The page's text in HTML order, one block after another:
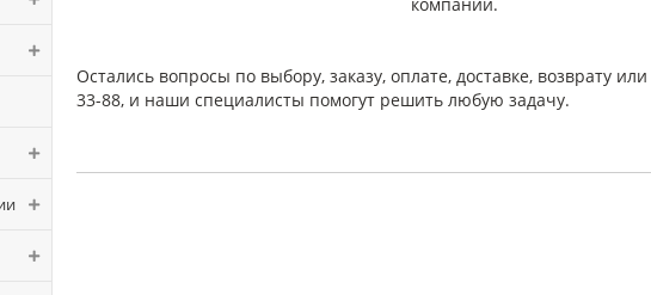
Остались вопросы по выбору, заказу, оплате, доставке, возврату
33-88, и наши специалисты помогут решить любую задачу.